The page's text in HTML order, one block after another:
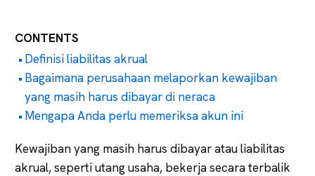
CONTENTS
Definisi liabilitas akrual
Bagaimana perusahaan melaporkan kewajiban
yang masih harus dibayar di neraca
Mengapa Anda perlu memeriksa akun ini
Kewajiban yang masih harus dibayar atau liabilitas
akrual, seperti utang usaha, bekerja secara terbalik